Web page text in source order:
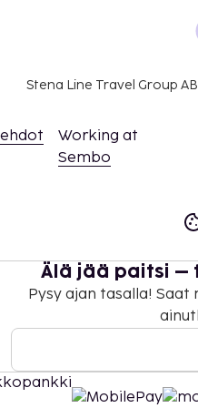
uloskirjautuminen
Stena Line Travel Group
Working at
Sembo
Älä jää paitsi –
Pysy ajan tasalla!